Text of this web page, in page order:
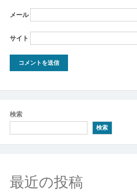
メール
サイト
検索
検索
最近の投稿